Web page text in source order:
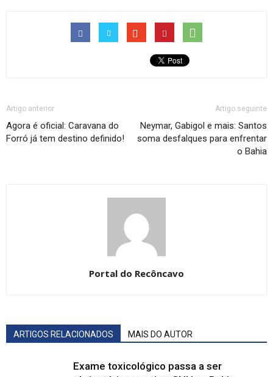
Artigo anterior
Agora é oficial: Caravana do
Forró já tem destino definido!
Artigo seguinte
Neymar, Gabigol e mais: Santos
soma desfalques para enfrentar
o Bahia
Portal do Recôncavo
ARTIGOS RELACIONADOS MAIS DO AUTOR
Exame toxicológico passa a ser